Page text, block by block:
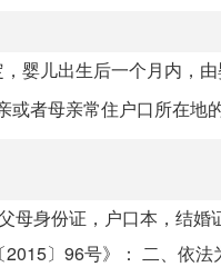
婴儿出生后一个月内，
或者母亲常住户口所在地
身份证，户口本，结婚
〕96号》： 二、依